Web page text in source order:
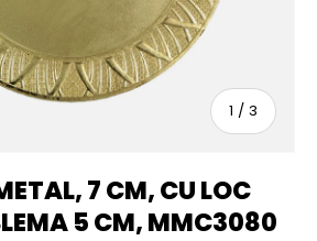
1 / sau
3
7 CM, CU LOC
5 CM, MMC3080